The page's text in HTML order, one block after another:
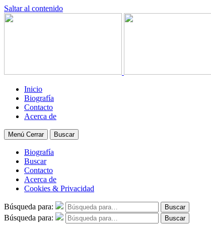
Saltar al contenido
Inicio
Biografía
Contacto
Acerca de
Menú Cerrar Buscar
Biografía
Buscar
Contacto
Acerca de
Cookies & Privacidad
Búsqueda para: Buscar
Búsqueda para: Buscar